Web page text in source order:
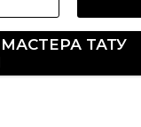
МАСТЕРА ТАТУ